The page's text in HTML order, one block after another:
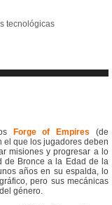
tecnológicas
Forge of Empires (de
el que los jugadores deben
misiones y progresar a lo
de Bronce a la Edad de la
años en su espalda, lo
pero sus mecánicas
género.